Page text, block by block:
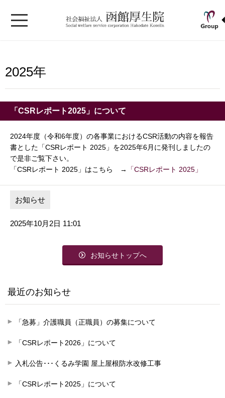
2025年
「CSRレポート2025」について
2024年度（令和6年度）の各事業におけるCSR活動の内容を報告
書とした「CSRレポート 2025」を2025年6月に発刊しましたの
で是非ご覧下さい。
「CSRレポート 2025」はこちら →
「CSRレポート 2025」
お知らせ
2025年10月2日 11:01
お知らせトップへ
最近のお知らせ
「急募」介護職員（正職員）の募集について
「CSRレポート2026」について
入札公告･･･くるみ学園 屋上屋根防水改修工事
「CSRレポート2025」について